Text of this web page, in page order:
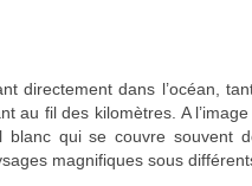
directement dans l’océan,
au fil des kilomètres. A
blanc qui se couvre souvent
magnifiques sous